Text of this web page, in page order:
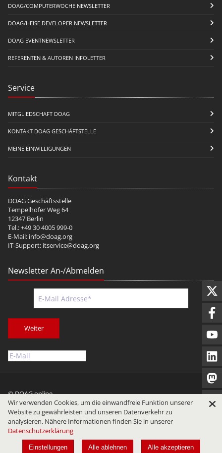
DOAG/COMPUTERWOCHE NEWSLETTER
DOAG/HEISE DEVELOPER NEWSLETTER
DOAG EVENTNEWSLETTER
REFERENTEN & AUTOREN INFOLETTER
Service
MITGLIEDSCHAFT DOAG
KONTAKT DOAG GESCHÄFTSTELLE
MEINE EINWILLIGUNGEN
Kontakt
DOAG Geschäftsstelle
Tempelhofer Weg 64
12347 Berlin
Tel.: +49 30 4005 999-0
E-Mail: info@doag.org
IT-Support: itservice@doag.org
Newsletter An-/Abmelden
Weiter
© DOAG online
Impressum
Datenschutz Nutzungsbedingungen
Wir verwenden Cookies, um die einwandfreie Funktion unserer
Website zu gewährleisten und unseren Datenverkehr zu
analysieren. Nähere Informationen finden Sie in unserer
Datenschutzerklärung
Einstellungen Alle ablehnen Alle akzeptieren